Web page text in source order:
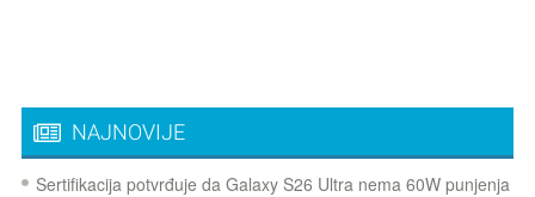
NAJNOVIJE
Sertifikacija potvrđuje da Galaxy S26 Ultra nema 60W punjenja